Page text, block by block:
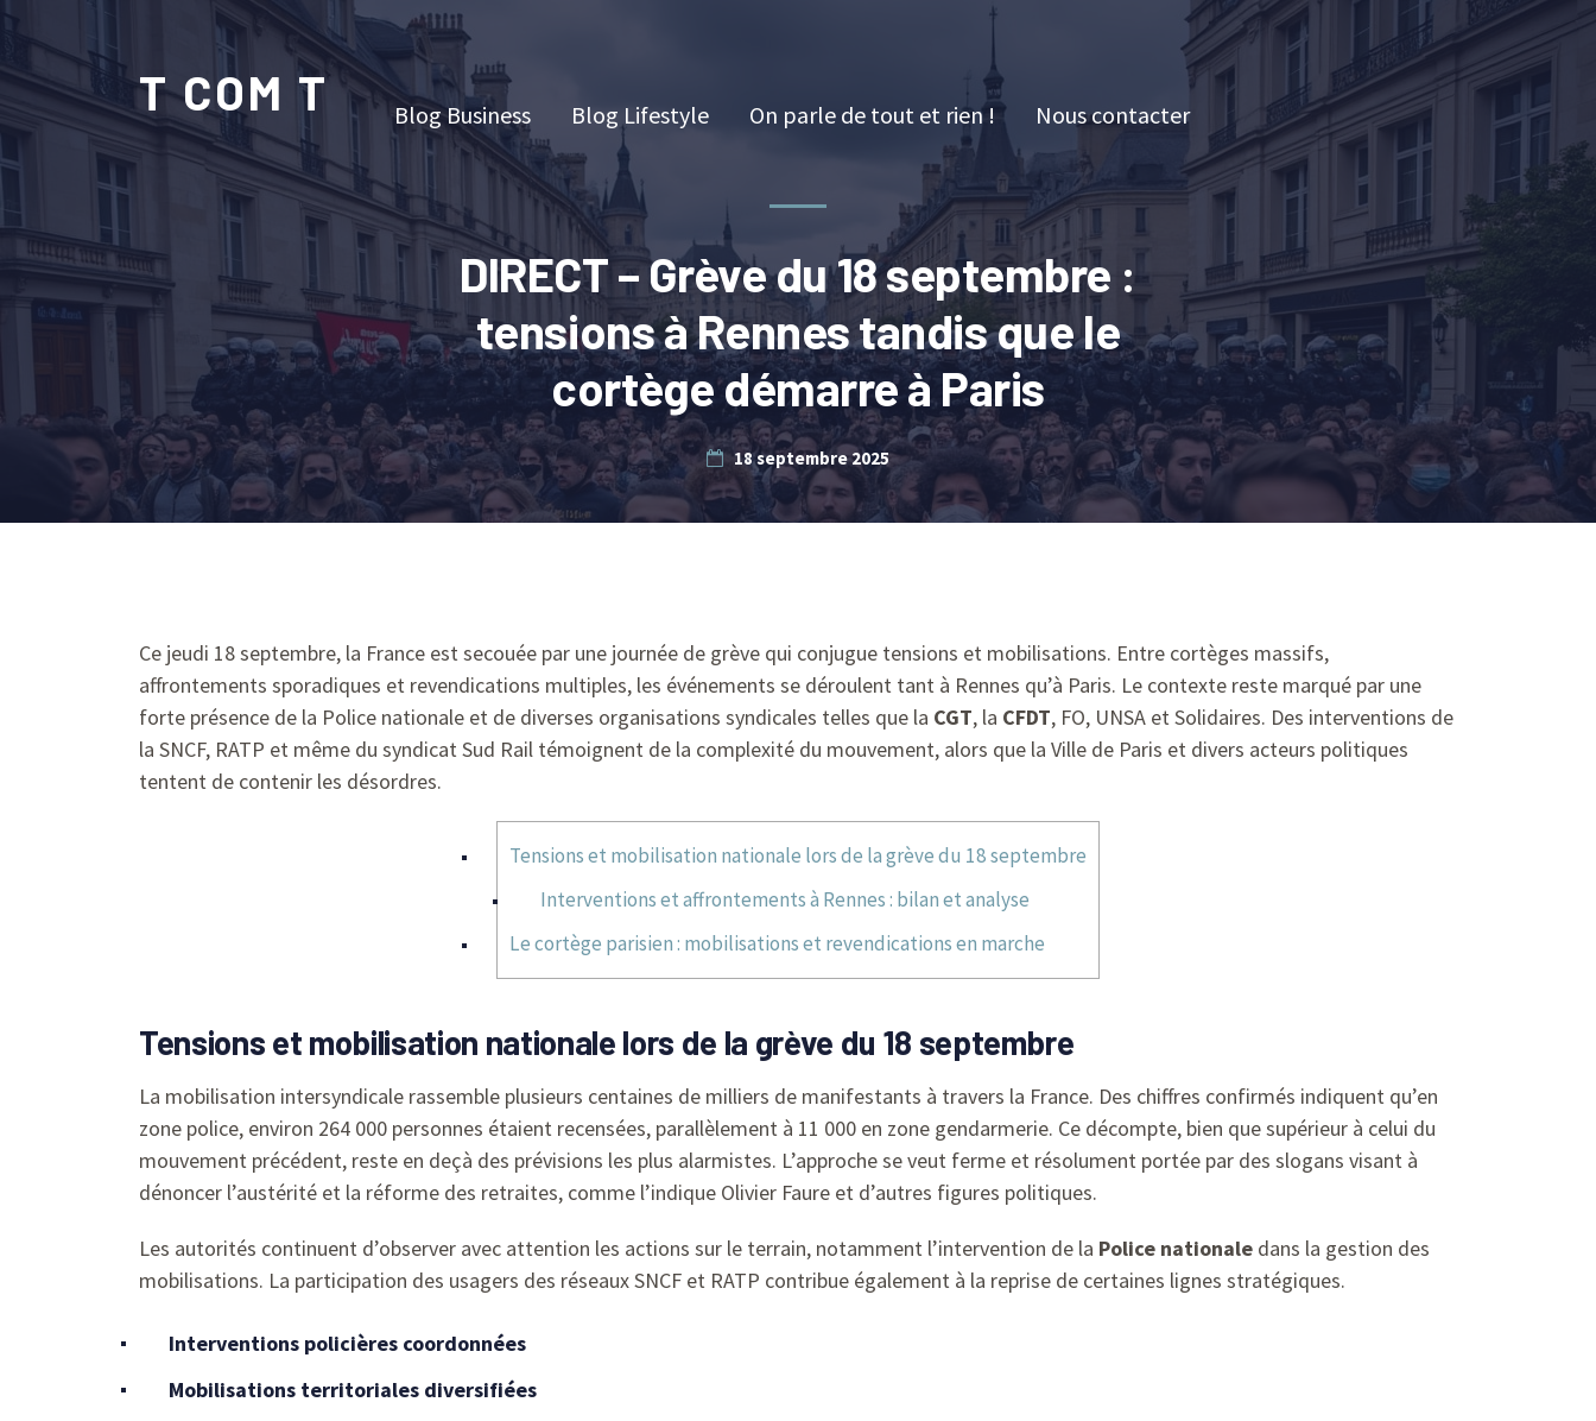
T COM T Blog Business Blog Lifestyle On parle de tout et rien ! Nous contacter
DIRECT – Grève du 18 septembre :
tensions à Rennes tandis que le
cortège démarre à Paris
18 septembre 2025
Ce jeudi 18 septembre, la France est secouée par une journée de grève qui conjugue tensions et mobilisations. Entre cortèges massifs,
affrontements sporadiques et revendications multiples, les événements se déroulent tant à Rennes qu’à Paris. Le contexte reste marqué par une
forte présence de la Police nationale et de diverses organisations syndicales telles que la CGT, la CFDT, FO, UNSA et Solidaires. Des interventions de
la SNCF, RATP et même du syndicat Sud Rail témoignent de la complexité du mouvement, alors que la Ville de Paris et divers acteurs politiques
tentent de contenir les désordres.
Tensions et mobilisation nationale lors de la grève du 18 septembre
Interventions et affrontements à Rennes : bilan et analyse
Le cortège parisien : mobilisations et revendications en marche
Tensions et mobilisation nationale lors de la grève du 18 septembre
La mobilisation intersyndicale rassemble plusieurs centaines de milliers de manifestants à travers la France. Des chiffres confirmés indiquent qu’en
zone police, environ 264 000 personnes étaient recensées, parallèlement à 11 000 en zone gendarmerie. Ce décompte, bien que supérieur à celui du
mouvement précédent, reste en deçà des prévisions les plus alarmistes. L’approche se veut ferme et résolument portée par des slogans visant à
dénoncer l’austérité et la réforme des retraites, comme l’indique Olivier Faure et d’autres figures politiques.
Les autorités continuent d’observer avec attention les actions sur le terrain, notamment l’intervention de la Police nationale dans la gestion des
mobilisations. La participation des usagers des réseaux SNCF et RATP contribue également à la reprise de certaines lignes stratégiques.
Interventions policières coordonnées
Mobilisations territoriales diversifiées